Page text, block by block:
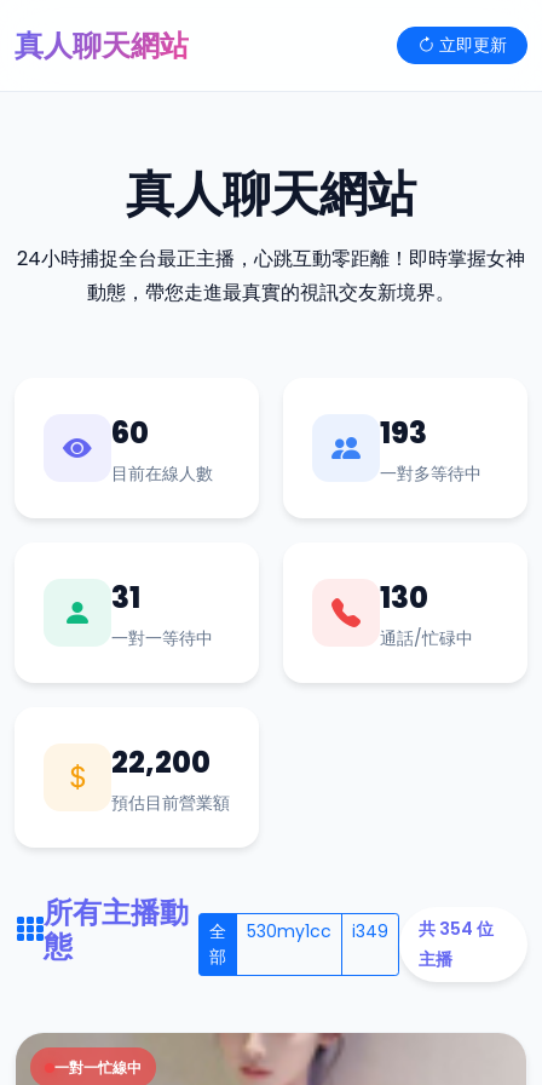
真人聊天網站 立即更新
真人聊天網站
24小時捕捉全台最正主播，心跳互動零距離！即時掌握女神
動態，帶您走進最真實的視訊交友新境界。
60
目前在線人數
193
一對多等待中
31
一對一等待中
130
通話/忙碌中
22,200
預估目前營業額
所有主播動
態
全
部
530my1cc i349
共 354 位
主播
一對一忙線中